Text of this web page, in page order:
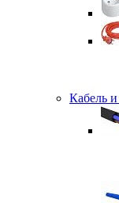
Кабель